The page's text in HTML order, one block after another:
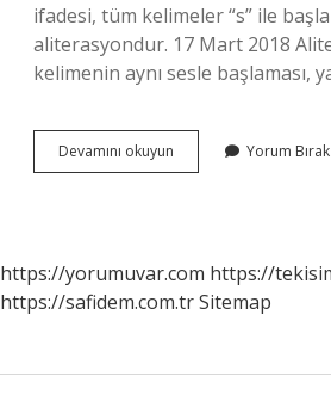
ifadesi, tüm kelimeler “s” ile
aliterasyondur. 17 Mart 2018
kelimenin aynı sesle başlaması,
Devamını okuyun
Aliterasyon
Yorum Bırak
https://yorumuvar.com https://
https://safidem.com.trSitemap